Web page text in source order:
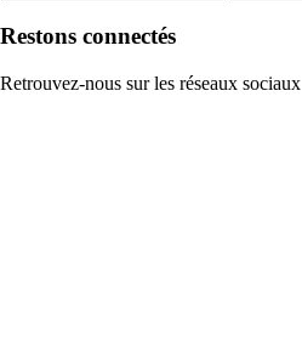
Restons connectés
Retrouvez-nous sur les réseaux sociaux